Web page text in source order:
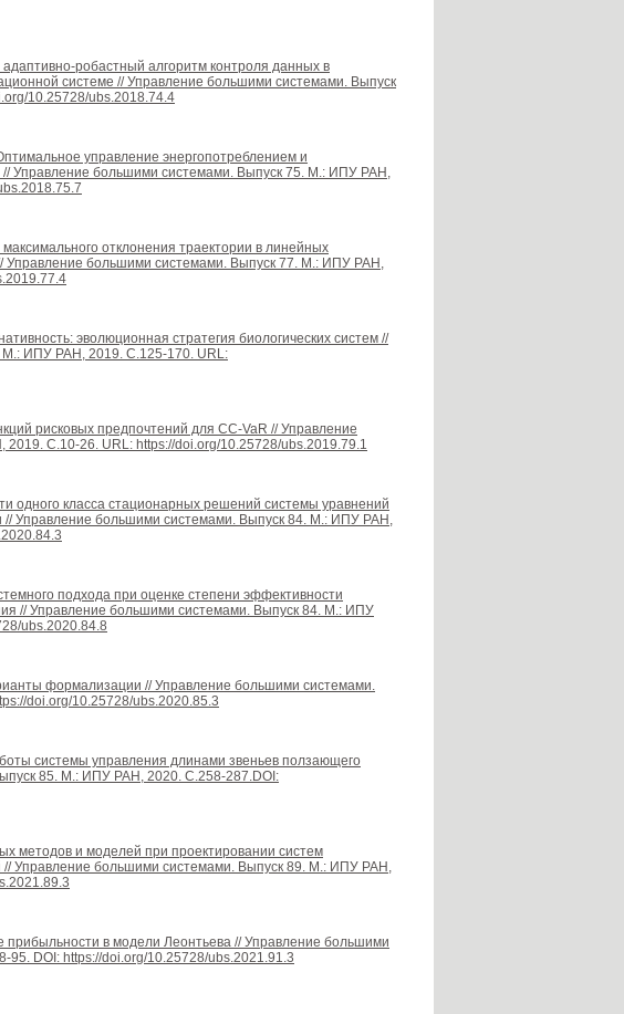
робастный алгоритм контроля данных в
системе // Управление большими системами. Выпуск
10.25728/ubs.2018.74.4
управление энергопотреблением и
Управление большими системами. Выпуск 75. М.: ИПУ РАН,
отклонения траектории в линейных
Управление большими системами. Выпуск 77. М.: ИПУ РАН,
эволюционная стратегия биологических систем //
М.: ИПУ РАН, 2019. С.125-170. URL:
рисковых предпочтений для CC-VaR // Управление
С.10-26. URL: https://doi.org/10.25728/ubs.2019.79.1
одного класса стационарных решений системы уравнений
// Управление большими системами. Выпуск 84. М.: ИПУ РАН,
подхода при оценке степени эффективности
// Управление большими системами. Выпуск 84. М.: ИПУ
ubs.2020.84.8
формализации // Управление большими системами.
doi.org/10.25728/ubs.2020.85.3
системы управления длинами звеньев ползающего
85. М.: ИПУ РАН, 2020. С.258-287.DOI:
методов и моделей при проектировании систем
Управление большими системами. Выпуск 89. М.: ИПУ РАН,
в модели Леонтьева // Управление большими
DOI: https://doi.org/10.25728/ubs.2021.91.3